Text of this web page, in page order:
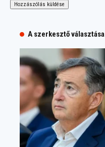
A szerkesztő választása